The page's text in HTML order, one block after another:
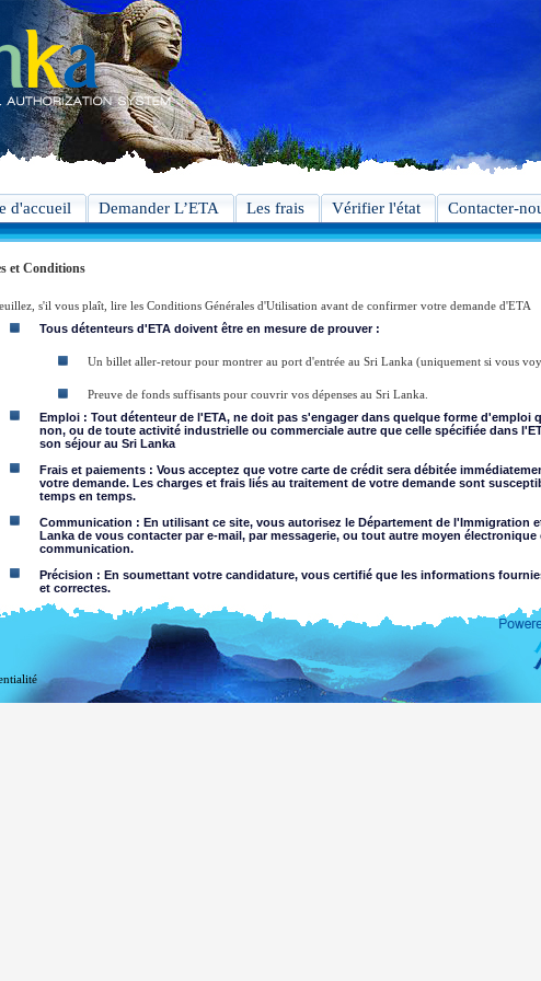
d'accueil Demander L’ETA Les frais Vérifier l'état Contacter-
et Conditions
s'il vous plaît, lire les Conditions Générales d'Utilisation avant de confirmer votre demande d'ETA
Tous détenteurs d'ETA doivent être en mesure de prouver :
Un billet aller-retour pour montrer au port d'entrée au Sri Lanka (uniquement si vous
Preuve de fonds suffisants pour couvrir vos dépenses au Sri Lanka.
Emploi : Tout détenteur de l'ETA, ne doit pas s'engager dans quelque forme d'emploi
non, ou de toute activité industrielle ou commerciale autre que celle spécifiée dans
son séjour au Sri Lanka
Frais et paiements : Vous acceptez que votre carte de crédit sera débitée
votre demande. Les charges et frais liés au traitement de votre demande sont
temps en temps.
Communication : En utilisant ce site, vous autorisez le Département de l'Immigration
Lanka de vous contacter par e-mail, par messagerie, ou tout autre moyen
communication.
Précision : En soumettant votre candidature, vous certifié que les informations
et correctes.
Limites d'utilisation : Vous ne pouvez utiliser ce site qu’à des fins autres que le but
Dégagement de responsabilité
En utilisant ce site web, vous acceptez